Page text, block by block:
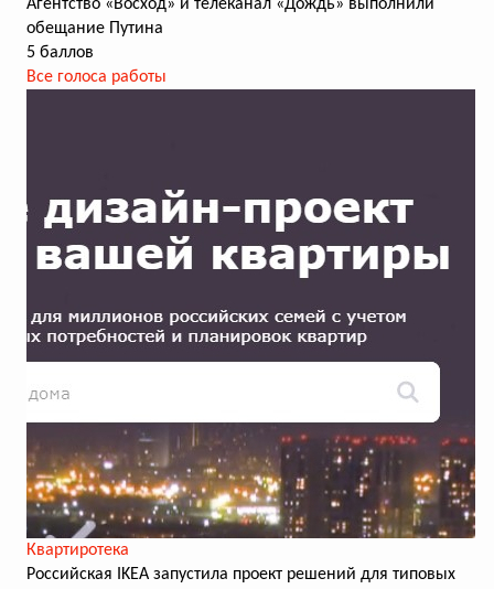
Агентство «Восход» и телеканал «Дождь» выполнили
обещание Путина
5 баллов
Все голоса работы
Квартиротека
Российская IKEA запустила проект решений для типовых